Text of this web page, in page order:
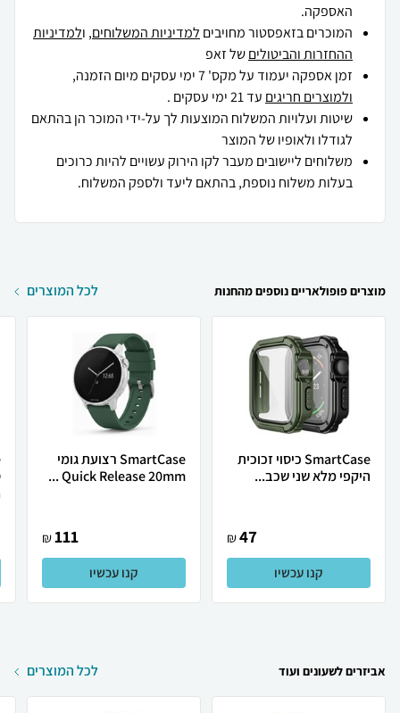
האספקה.
המוכרים בזאפסטור מחויבים למדיניות המשלוחים, ולמדיניות
ההחזרות והביטוליםשל זאפ
זמן אספקה יעמוד על מקס' 7 ימי עסקים מיום הזמנה,
ולמוצרים חריגים עד 21 ימי עסקים .
שיטות ועלויות המשלוח המוצעות לך על-ידי המוכר הן בהתאם
לגודלו ולאופיו של המוצר
משלוחים ליישובים מעבר לקו הירוק עשויים להיות כרוכים
בעלות משלוח נוספת, בהתאם ליעד ולספק המשלוח.
מוצרים פופולאריים נוספים מהחנות לכל המוצרים
SmartCase כיסוי זכוכית
היקפי מלא שני שכב...
47
₪
קנו עכשיו
SmartCase רצועת גומי
Quick Release 20mm ...
111
₪
קנו עכשיו
אביזרים לשעונים ועוד לכל המוצרים